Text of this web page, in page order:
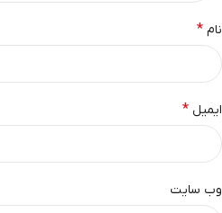
نام *
ایمیل *
وب‌ سایت